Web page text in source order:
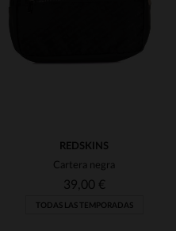
REDSKINS
Cartera negra
39,00 €
TODAS LAS TEMPORADAS